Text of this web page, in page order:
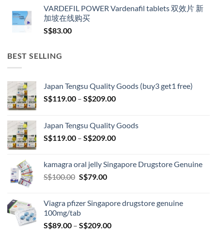
VARDEFIL POWER Vardenafil tablets 双效片 新
加坡在线购买
S$83.00
BEST SELLING
Japan Tengsu Quality Goods (buy3 get1 free)
S$119.00 – S$209.00Price
through
S$209.00
Japan Tengsu Quality Goods
S$119.00 – S$209.00Price
through
kamagra oral jelly Singapore Drugstore Genuine
S$100.00 Original
S$100.00.
S$79.00Current
S$79.00.
Viagra pfizer Singapore drugstore genuine
100mg/tab
S$89.00 – S$209.00Price